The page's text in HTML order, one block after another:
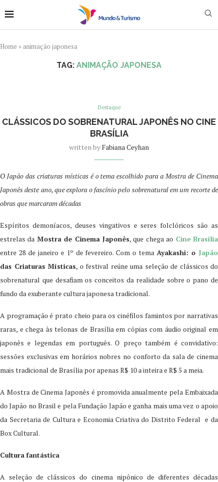
Home » animação japonesa
TAG: ANIMAÇÃO JAPONESA
Destaque
CLÁSSICOS DO SOBRENATURAL JAPONÊS NO CINE
BRASÍLIA
written byFabiana Ceyhan
O Japão das criaturas místicas é o tema escolhido para a Mostra de Cinema
Japonês deste ano, que explora o fascínio pelo sobrenatural em um recorte de
obras que marcaram décadas
Espíritos demoníacos, deuses vingativos e seres folclóricos são as
estrelas da Mostra de Cinema Japonês, que chega ao Cine Brasília
entre 28 de janeiro e 1º de fevereiro. Com o temaAyakashi: o Japão
das Criaturas Místicas, o festival reúne uma seleção de clássicos do
sobrenatural que desafiam os conceitos da realidade sobre o pano de
fundo da exuberante cultura japonesa tradicional.
A programação é prato cheio para os cinéfilos famintos por narrativas
raras, e chega às telonas de Brasília em cópias com áudio original em
japonês e legendas em português. O preço também é convidativo:
sessões exclusivas em horários nobres no conforto da sala de cinema
mais tradicional de Brasília por apenas R$ 10 a inteira e R$ 5 a meia.
A Mostra de Cinema Japonês é promovida anualmente pela Embaixada
do Japão no Brasil e pela Fundação Japão e ganha mais uma vez o apoio
da Secretaria de Cultura e Economia Criativa do Distrito Federal e da
Box Cultural.
Cultura fantástica
A seleção de clássicos do cinema nipônico de diferentes décadas